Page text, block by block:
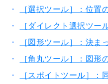
［選択ツール］：位置
［ダイレクト選択ツー
［図形ツール］：決ま
［角丸ツール］：図形
［スポイトツール］：